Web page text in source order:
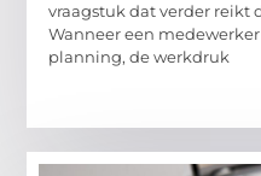
vraagstuk dat verder reikt
Wanneer een
planning, de werkdruk